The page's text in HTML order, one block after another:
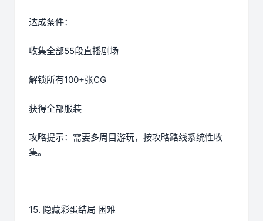
达成条件：
收集全部55段直播剧场
解锁所有100+张CG
获得全部服装
攻略提示：需要多周目游玩，按攻略路线系统性收
集。
15. 隐藏彩蛋结局 困难